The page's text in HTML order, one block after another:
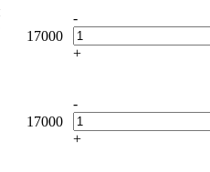
17000
-
+
17000
-
+